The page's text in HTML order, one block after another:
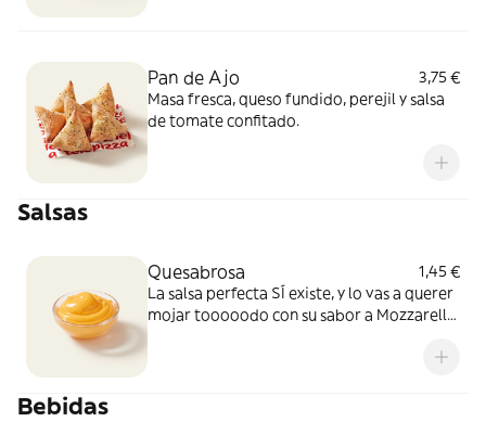
Pan de Ajo
3,75 €
Masa fresca, queso fundido, perejil y salsa
de tomate confitado.
Salsas
Quesabrosa
1,45 €
La salsa perfecta SÍ existe, y lo vas a querer
mojar tooooodo con su sabor a Mozzarella
Bebidas